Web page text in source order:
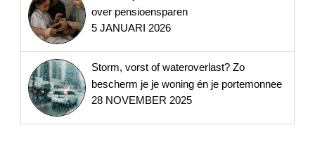
over pensioensparen
5 JANUARI 2026
Storm, vorst of wateroverlast? Zo
bescherm je je woning én je portemonnee
28 NOVEMBER 2025